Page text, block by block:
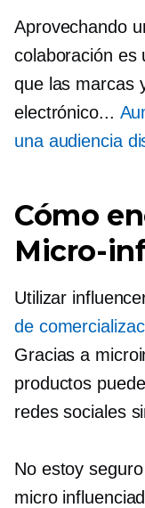
Aprovechando
colaboración es
que las marcas
electrónico...
una audiencia
Cómo
Micro-
Utilizar
de
Gracias a
productos
redes sociales
No estoy
micro